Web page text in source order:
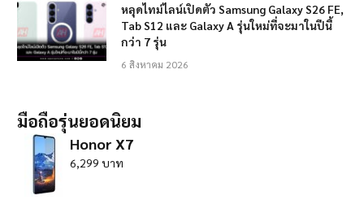
หลุดไทม์ไลน์เปิดตัว Samsung Galaxy S26 FE,
Tab S12 และ Galaxy A รุ่นใหม่ที่จะมาในปีนี้
กว่า 7 รุ่น
6 สิงหาคม 2026
มือถือรุ่นยอดนิยม
Honor X7
6,299 บาท